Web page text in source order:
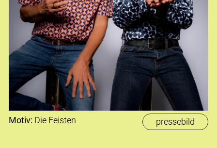
pressebild
Motiv: Die Feisten